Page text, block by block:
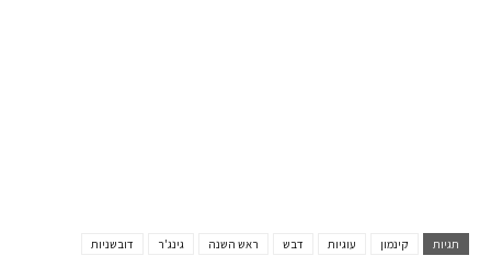
תגיות קינמון עוגיות דבש ראש השנה גינג'ר דובשניות